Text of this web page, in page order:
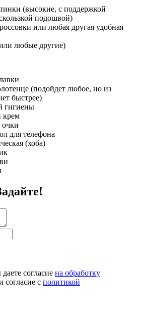
(высокие, с поддержкой
подошвой)
или любая другая удобная
любые другие)
(подойдет любое, но из
быстрее)
гигиены
крем
для телефона
(хоба)
согласие на обработку
согласие с политикой